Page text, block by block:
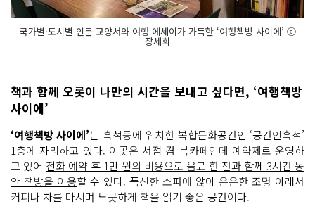
국가별·도시별 인문 교양서와 여행 에세이가 가득한 ‘여행책방 사이에’ ⓒ
장세희
책과 함께 오롯이 나만의 시간을 보내고 싶다면, ‘여행책방
사이에’
‘여행책방 사이에’는 흑석동에 위치한 복합문화공간인 ‘공간인흑석’
1층에 자리하고 있다. 이곳은 서점 겸 북카페인데 예약제로 운영하
고 있어 전화 예약 후 1만 원의 비용으로 음료 한 잔과 함께 3시간 동
안 책방을 이용할 수 있다. 푹신한 소파에 앉아 은은한 조명 아래서
커피나 차를 마시며 느긋하게 책을 읽기 좋은 공간이다.